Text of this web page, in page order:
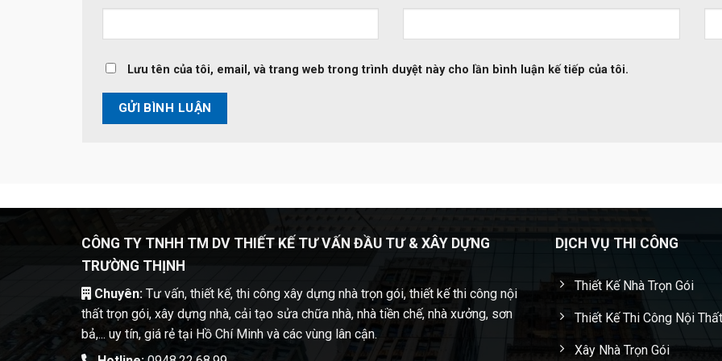
Lưu tên của tôi, email, và trang web trong trình duyệt này cho lần bình luận kế tiếp của tôi.
CÔNG TY TNHH TM DV THIẾT KẾ TƯ VẤN ĐẦU TƯ & XÂY DỰNG
TRƯỜNG THỊNH
Chuyên:Tư vấn, thiết kế, thi công xây dựng nhà trọn gói, thiết kế thi công nội
thất trọn gói, xây dựng nhà, cải tạo sửa chữa nhà, nhà tiền chế, nhà xưởng, sơn
bả,... uy tín, giá rẻ tại Hồ Chí Minh và các vùng lân cận.
DỊCH VỤ THI CÔNG
Thiết Kế Nhà Trọn Gói
Thiết Kế Thi Công Nội Thất
Xây Nhà Trọn Gói